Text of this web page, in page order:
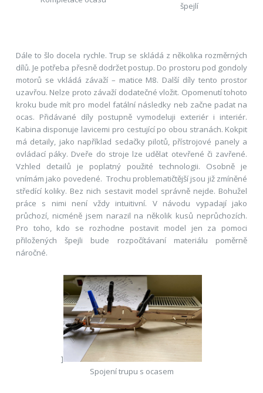
špejlí
Dále to šlo docela rychle. Trup se skládá z několika rozměrných
dílů. Je potřeba přesně dodržet postup. Do prostoru pod gondoly
motorů se vkládá závaží – matice M8. Další díly tento prostor
uzavřou. Nelze proto závaží dodatečné vložit. Opomenutí tohoto
kroku bude mít pro model fatální následky neb začne padat na
ocas. Přidávané díly postupně vymodeluji exteriér i interiér.
Kabina disponuje lavicemi pro cestující po obou stranách. Kokpit
má detaily, jako například sedačky pilotů, přístrojové panely a
ovládací páky. Dveře do stroje lze udělat otevřené či zavřené.
Vzhled detailů je poplatný použité technologii. Osobně je
vnímám jako povedené. Trochu problematičtější jsou již zmíněné
středící koliky. Bez nich sestavit model správně nejde. Bohužel
práce s nimi není vždy intuitivní. V návodu vypadají jako
průchozí, nicméně jsem narazil na několik kusů neprůchozích.
Pro toho, kdo se rozhodne postavit model jen za pomoci
přiložených špejli bude rozpočítávaní materiálu poměrně
náročné.
]
Spojení trupu s ocasem